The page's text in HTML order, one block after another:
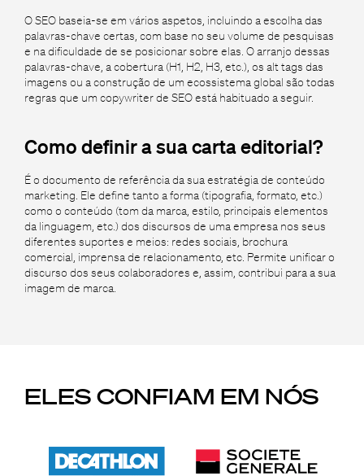
O SEO baseia-se em vários aspetos, incluindo a escolha das
palavras-chave certas, com base no seu volume de pesquisas
e na dificuldade de se posicionar sobre elas. O arranjo dessas
palavras-chave, a cobertura (H1, H2, H3, etc.), os alt tags das
imagens ou a construção de um ecossistema global são todas
regras que um copywriter de SEO está habituado a seguir.
Como definir a sua carta editorial?
É o documento de referência da sua estratégia de conteúdo
marketing. Ele define tanto a forma (tipografia, formato, etc.)
como o conteúdo (tom da marca, estilo, principais elementos
da linguagem, etc.) dos discursos de uma empresa nos seus
diferentes suportes e meios: redes sociais, brochura
comercial, imprensa de relacionamento, etc. Permite unificar o
discurso dos seus colaboradores e, assim, contribui para a sua
imagem de marca.
ELES CONFIAM EM NÓS